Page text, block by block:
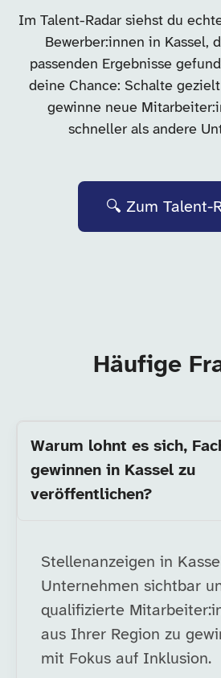
Im Talent-Radar siehst du
Bewerber:innen in Kassel,
passenden Ergebnisse
deine Chance: Schalte
gewinne neue
schneller als andere
🔍 Zum Talent-
Häufige
Warum lohnt es sich,
gewinnen in Kassel zu
veröffentlichen?
Stellenanzeigen in
Unternehmen sichtbar
qualifizierte
aus Ihrer Region zu
mit Fokus auf Inklusion.